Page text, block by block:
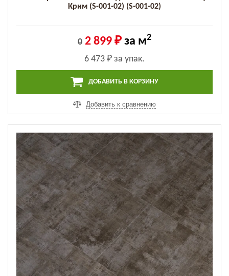
Крим (S-001-02) (S-001-02)
0 2 899 ₽ за м2
6 473 ₽ за упак.
ДОБАВИТЬ В КОРЗИНУ
Добавить к сравнению